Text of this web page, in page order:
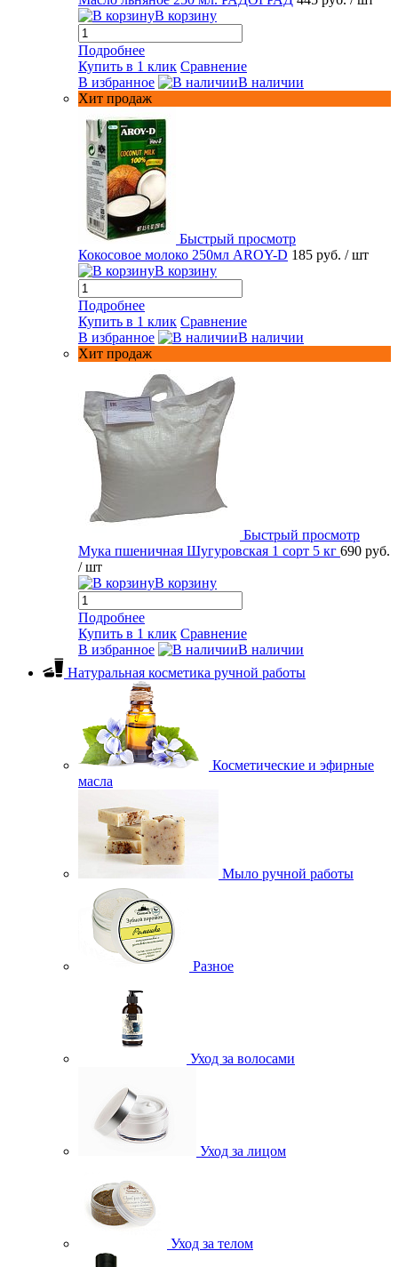
В корзину
Подробнее
Купить в 1 клик Сравнение
В избранное
В наличии
Хит продаж
Быстрый просмотр
Кокосовое молоко 250мл AROY-D 185 руб. / шт
В корзину
Подробнее
Купить в 1 клик Сравнение
В избранное
В наличии
Хит продаж
Быстрый просмотр
Мука пшеничная Шугуровская 1 сорт 5 кг 690 руб.
/ шт
В корзину
Подробнее
Купить в 1 клик Сравнение
В избранное
В наличии
Натуральная косметика ручной работы
Косметические и эфирные
масла
Мыло ручной работы
Разное
Уход за волосами
Уход за лицом
Уход за телом